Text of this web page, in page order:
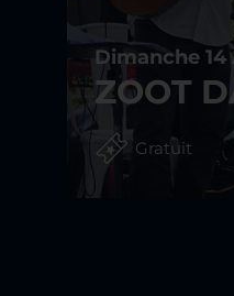
Dimanche 14
ZOOT
Gratuit